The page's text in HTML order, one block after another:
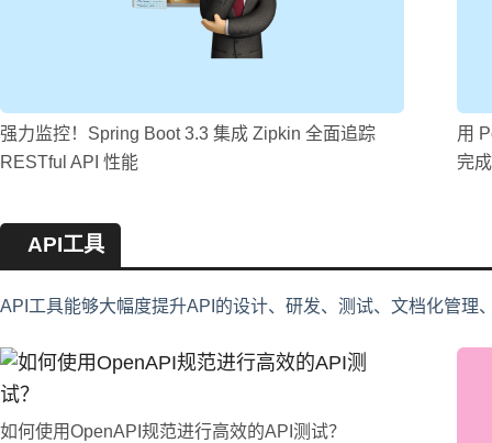
强力监控！Spring Boot 3.3 集成 Zipkin 全面追踪
RESTful API 性能
用
完
API工具
API工具能够大幅度提升API的设计、研发、测试、文档化管理
如何使用OpenAPI规范进行高效的API测试？